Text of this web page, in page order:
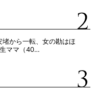
から一転、女の勘はほ
ママ（40…